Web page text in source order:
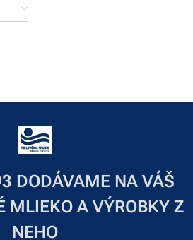
DODÁVAME NA VÁŠ
MLIEKO A VÝROBKY Z
NEHO